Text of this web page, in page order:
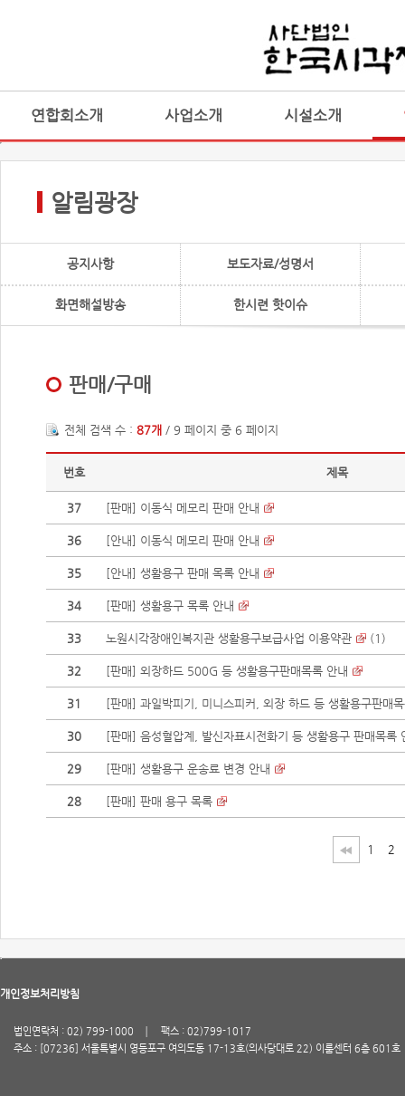
연합회소개 사업소개 시설소개
알림광장
공지사항 보도자료/성명서
화면해설방송 한시련 핫이슈
판매/구매
전체 검색 수 : 87개 / 9 페이지 중 6 페이지
번호 제목
37 [판매] 이동식 메모리 판매 안내
36 [안내] 이동식 메모리 판매 안내
35 [안내] 생활용구 판매 목록 안내
34 [판매] 생활용구 목록 안내
33 노원시각장애인복지관 생활용구보급사업 이용약관 (1 )
32 [판매] 외장하드 500G 등 생활용구판매목록 안내
31 [판매] 과일박피기, 미니스피커, 외장 하드 등 생활용구판매
30 [판매] 음성혈압계, 발신자표시전화기 등 생활용구 판매목록
29 [판매] 생활용구 운송료 변경 안내
28 [판매] 판매 용구 목록
1 2
개인정보처리방침
법인연락처 : 02) 799-1000
팩스 : 02)799-1017
주소 : [07236] 서울특별시 영등포구 여의도동 17-13호(의사당대로 22) 이룸센터 6층 601호